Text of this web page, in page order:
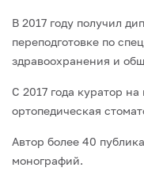
В 2017 году получил
переподготовке по
здравоохранения и
С 2017 года куратор
ортопедическая
Автор более 40
монографий.